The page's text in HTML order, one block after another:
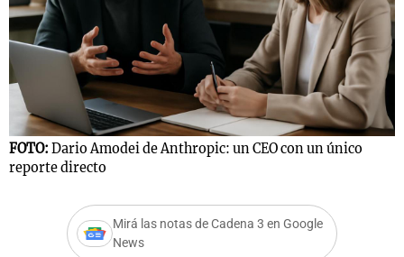
FOTO: Dario Amodei de Anthropic: un CEO con un único
reporte directo
Mirá las notas de Cadena 3 en Google
News